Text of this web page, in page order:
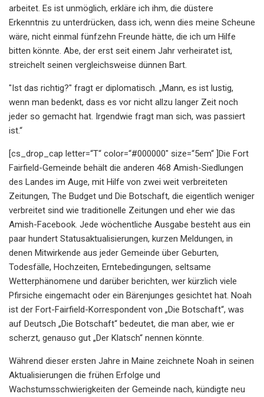
arbeitet. Es ist unmöglich, erkläre ich ihm, die düstere
Erkenntnis zu unterdrücken, dass ich, wenn dies meine Scheune
wäre, nicht einmal fünfzehn Freunde hätte, die ich um Hilfe
bitten könnte. Abe, der erst seit einem Jahr verheiratet ist,
streichelt seinen vergleichsweise dünnen Bart.
"Ist das richtig?" fragt er diplomatisch. „Mann, es ist lustig,
wenn man bedenkt, dass es vor nicht allzu langer Zeit noch
jeder so gemacht hat. Irgendwie fragt man sich, was passiert
ist.“
[cs_drop_cap letter=“T“ color=“#000000″ size=“5em“ ]Die Fort
Fairfield-Gemeinde behält die anderen 468 Amish-Siedlungen
des Landes im Auge, mit Hilfe von zwei weit verbreiteten
Zeitungen, The Budget und Die Botschaft, die eigentlich weniger
verbreitet sind wie traditionelle Zeitungen und eher wie das
Amish-Facebook. Jede wöchentliche Ausgabe besteht aus ein
paar hundert Statusaktualisierungen, kurzen Meldungen, in
denen Mitwirkende aus jeder Gemeinde über Geburten,
Todesfälle, Hochzeiten, Erntebedingungen, seltsame
Wetterphänomene und darüber berichten, wer kürzlich viele
Pfirsiche eingemacht oder ein Bärenjunges gesichtet hat. Noah
ist der Fort-Fairfield-Korrespondent von „Die Botschaft“, was
auf Deutsch „Die Botschaft“ bedeutet, die man aber, wie er
scherzt, genauso gut „Der Klatsch“ nennen könnte.
Während dieser ersten Jahre in Maine zeichnete Noah in seinen
Aktualisierungen die frühen Erfolge und
Wachstumsschwierigkeiten der Gemeinde nach, kündigte neu